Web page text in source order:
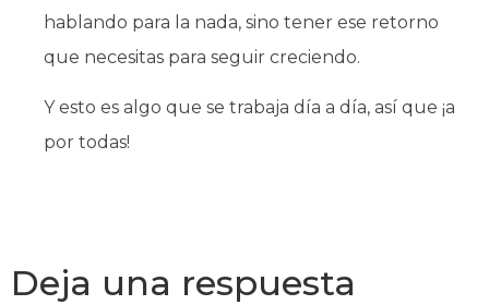
hablando para la nada, sino tener ese retorno
que necesitas para seguir creciendo.
Y esto es algo que se trabaja día a día, así que ¡a
por todas!
Deja una respuesta